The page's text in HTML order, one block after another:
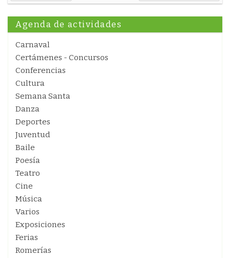
Agenda de actividades
Carnaval
Certámenes - Concursos
Conferencias
Cultura
Semana Santa
Danza
Deportes
Juventud
Baile
Poesía
Teatro
Cine
Música
Varios
Exposiciones
Ferias
Romerías